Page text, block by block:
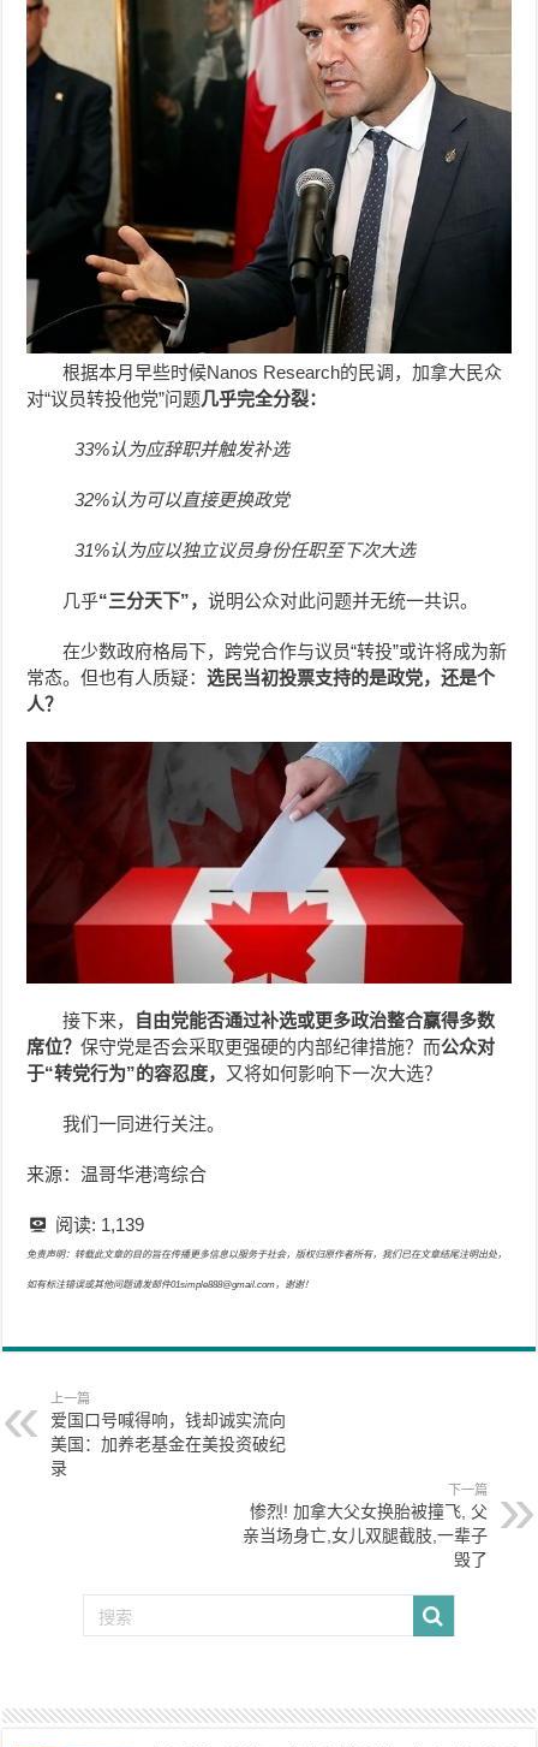
根据本月早些时候Nanos Research的民调，加拿大民众
对“议员转投他党”问题几乎完全分裂：
33%认为应辞职并触发补选
32%认为可以直接更换政党
31%认为应以独立议员身份任职至下次大选
几乎“三分天下”，说明公众对此问题并无统一共识。
在少数政府格局下，跨党合作与议员“转投”或许将成为新
常态。但也有人质疑：选民当初投票支持的是政党，还是个
人？
接下来，
自由党能否通过补选或更多政治整合赢得多数
席位？保守党是否会采取更强硬的内部纪律措施？而公众对
于“转党行为”的容忍度， 又将如何影响下一次大选？
我们一同进行关注。
来源：温哥华港湾综合
阅读: 1,139
免责声明：转载此文章的目的旨在传播更多信息以服务于社会，版权归原作者所有，我们已在文章结尾注明出处，
如有标注错误或其他问题请发邮件01simple888@gmail.com，谢谢！
上一篇
爱国口号喊得响，钱却诚实流向
美国：加养老基金在美投资破纪
录
下一篇
惨烈! 加拿大父女换胎被撞飞, 父
亲当场身亡,女儿双腿截肢,一辈子
毁了